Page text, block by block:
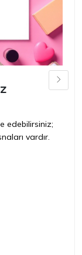
edebilirsiniz;
vardır.